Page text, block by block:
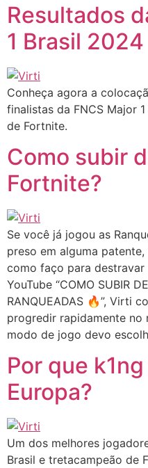
Resultados
1 Brasil 2024
Conheça agora a
finalistas da FNCS Major
de Fortnite.
Como subir
Fortnite?
Se você já jogou as
preso em alguma
como faço para
YouTube “COMO SUBIR
RANQUEADAS 🔥”, Virti
progredir rapidamente no
modo de jogo devo
Por que
Europa?
Um dos melhores
Brasil e tretacampeão de